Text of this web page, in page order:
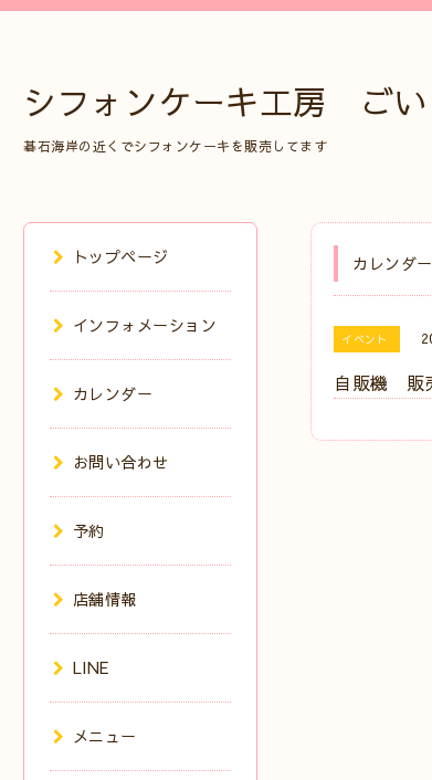
シフォンケーキ工房 ごい
碁石海岸の近くでシフォンケーキを販売してます
カレンダー
イベント
自販機 販
トップページ
インフォメーション
カレンダー
お問い合わせ
予約
店舗情報
LINE
メニュー